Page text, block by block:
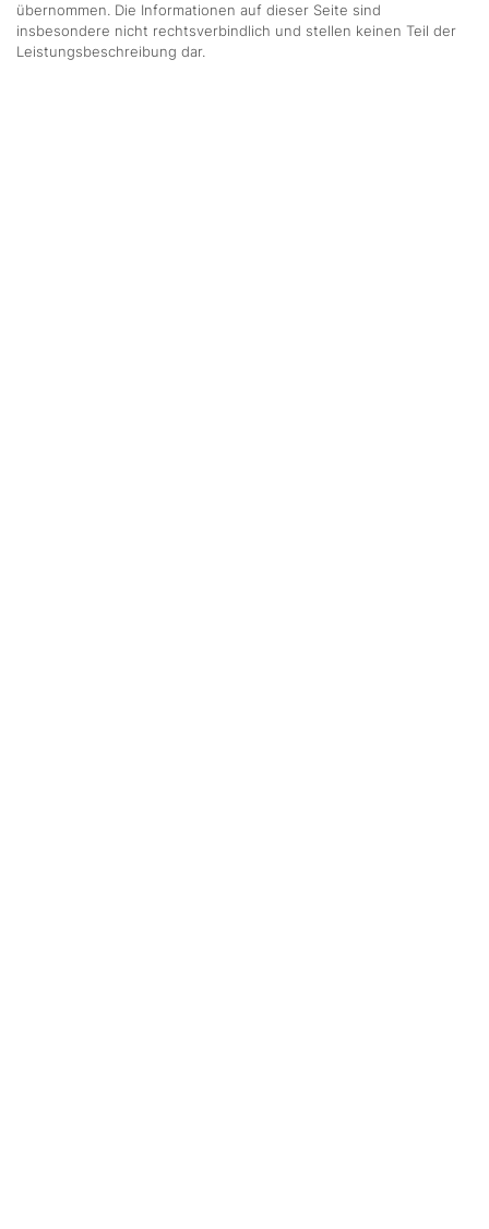
übernommen. Die Informationen auf dieser Seite sind
insbesondere nicht rechtsverbindlich und stellen keinen Teil der
Leistungsbeschreibung dar.